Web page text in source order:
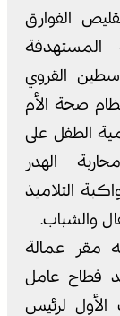
الفوارق
المستهدفة
القروي
صحة الأم
الطفل على
الهدر
التلاميذ
والشباب.
مقر عمالة
فطاح عامل
الأول لرئيس